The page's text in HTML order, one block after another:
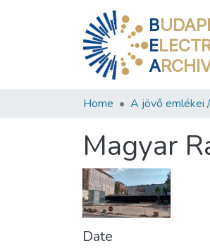
B
E
A
Home
Magyar
Date